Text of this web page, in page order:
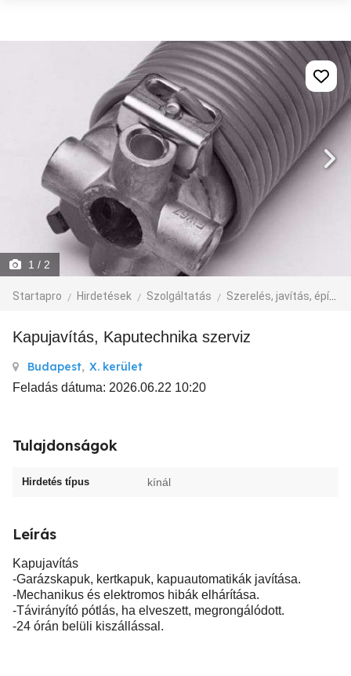
1 / 2
Startapro Hirdetések Szolgáltatás Szerelés, javítás, építkezés
Kapujavítás, Kaputechnika szerviz
Budapest, X. kerület
Feladás dátuma: 2026.06.22 10:20
Tulajdonságok
Hirdetés típus kínál
Leírás
Kapujavítás
-Garázskapuk, kertkapuk, kapuautomatikák javítása.
-Mechanikus és elektromos hibák elhárítása.
-Távirányító pótlás, ha elveszett, megrongálódott.
-24 órán belüli kiszállással.